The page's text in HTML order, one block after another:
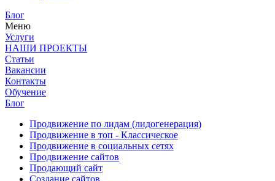
Блог
Меню
Услуги
НАШИ ПРОЕКТЫ
Статьи
Вакансии
Контакты
Обучение
Блог
Продвижение по лидам (лидогенерация)
Продвижение в топ - Классическое
Продвижение в социальных сетях
Продвижение сайтов
Продающий сайт
Создание сайтов